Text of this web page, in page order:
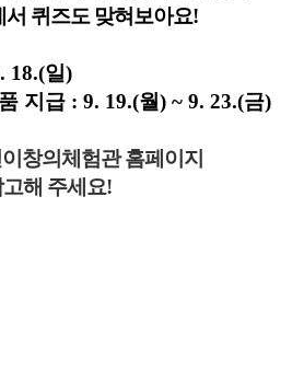
퀴즈도 맞혀보아요!
18.(일)
지급 : 9. 19.(월) ~ 9. 23.(금)
창의체험관 홈페이지
해 주세요!